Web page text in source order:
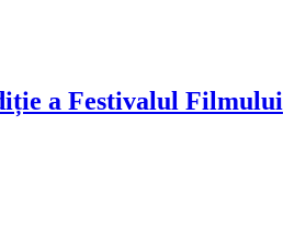
a Festivalul Filmului